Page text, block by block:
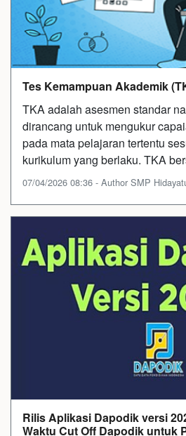
Tes Kemampuan Akademik
TKA adalah asesmen standar
dirancang untuk mengukur
pada mata pelajaran tertentu
kurikulum yang berlaku. TKA
07/04/2026 08:36 - Author SMP
Rilis Aplikasi Dapodik versi
Waktu Cut Off Dapodik untuk